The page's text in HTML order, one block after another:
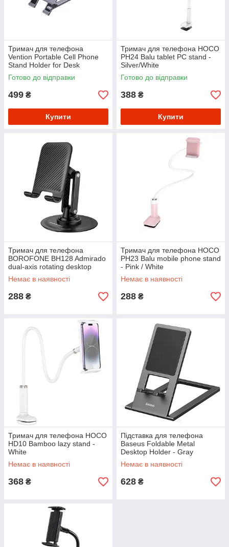
Тримач для телефона
Vention Portable Cell Phone
Stand Holder for Desk
Aluminum Alloy Type - Gray
Готово до відправки
499 ₴
Купити
Тримач для телефона HOCO
PH24 Balu tablet PC stand -
Silver/White
Готово до відправки
388 ₴
Купити
Тримач для телефона
BOROFONE BH128 Admirado
dual-axis rotating desktop
stand - Black
Немає в наявності
288 ₴
Тримач для телефона HOCO
PH23 Balu mobile phone stand
- Pink / White
Немає в наявності
288 ₴
Тримач для телефона HOCO
HD10 Bamboo lazy stand -
White
Немає в наявності
368 ₴
Підставка для телефона
Baseus Foldable Metal
Desktop Holder - Gray
Немає в наявності
628 ₴